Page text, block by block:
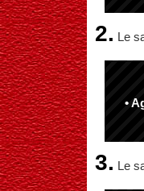
2. Le
•
3. Le